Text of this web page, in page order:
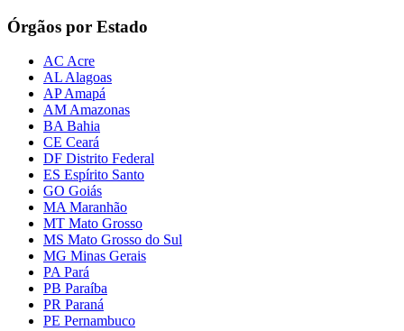
Órgãos por Estado
AC Acre
AL Alagoas
AP Amapá
AM Amazonas
BA Bahia
CE Ceará
DF Distrito Federal
ES Espírito Santo
GO Goiás
MA Maranhão
MT Mato Grosso
MS Mato Grosso do Sul
MG Minas Gerais
PA Pará
PB Paraíba
PR Paraná
PE Pernambuco